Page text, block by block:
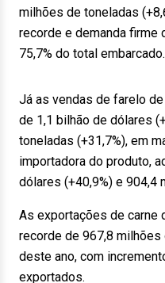
milhões de toneladas
recorde e demanda firme
75,7% do total embarcado.
Já as vendas de farelo
de 1,1 bilhão de dólares
toneladas (+31,7%), em
importadora do produto,
dólares (+40,9%) e 904,4
As exportações de carne
recorde de 967,8 milhões
deste ano, com
exportados.